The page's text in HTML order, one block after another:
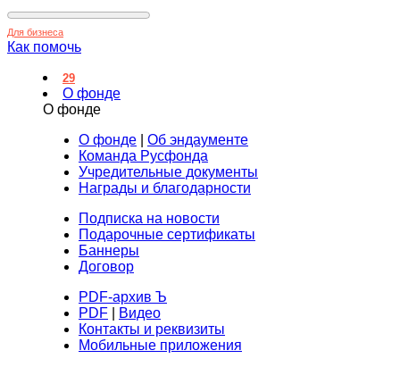
Для бизнеса
Как помочь
29
О фонде
О фонде
О фонде
Об эндаументе
Команда Русфонда
Учредительные документы
Награды и благодарности
Подписка на новости
Подарочные сертификаты
Баннеры
Договор
PDF-архив Ъ
PDF
Видео
Контакты и реквизиты
Мобильные приложения